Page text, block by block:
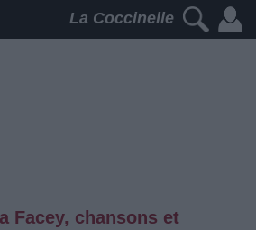
La Coccinelle
Facey, chansons et